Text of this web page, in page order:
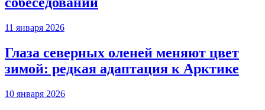
11 января 2026
Глаза северных оленей меняют цвет
зимой: редкая адаптация к Арктике
10 января 2026